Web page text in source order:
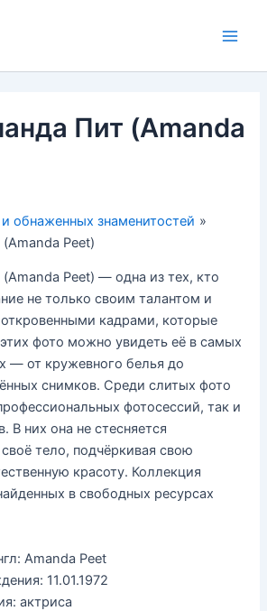
Пит (Amanda
обнаженных знаменитостей
Peet)
Peet) — одна из тех, кто
не только своим талантом и
кадрами, которые
фото можно увидеть её в самых
— от кружевного белья до
снимков. Среди слитых фото
фотосессий, так и
В них она не стесняется
тело, подчёркивая свою
красоту. Коллекция
в свободных ресурсах
Amanda Peet
11.01.1972
актриса